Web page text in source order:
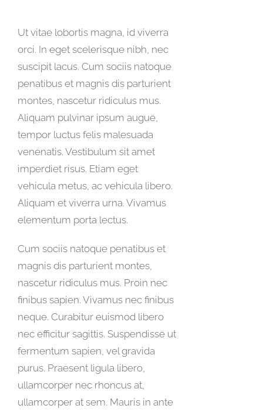
Ut vitae lobortis magna, id viverra
orci. In eget scelerisque nibh, nec
suscipit lacus. Cum sociis natoque
penatibus et magnis dis parturient
montes, nascetur ridiculus mus.
Aliquam pulvinar ipsum augue,
tempor luctus felis malesuada
venenatis. Vestibulum sit amet
imperdiet risus. Etiam eget
vehicula metus, ac vehicula libero.
Aliquam et viverra urna. Vivamus
elementum porta lectus.
Cum sociis natoque penatibus et
magnis dis parturient montes,
nascetur ridiculus mus. Proin nec
finibus sapien. Vivamus nec finibus
neque. Curabitur euismod libero
nec efficitur sagittis. Suspendisse ut
fermentum sapien, vel gravida
purus. Praesent ligula libero,
ullamcorper nec rhoncus at,
ullamcorper at sem. Mauris in ante